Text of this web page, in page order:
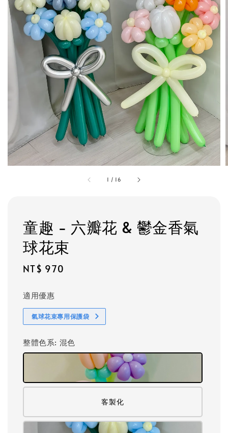
1 / 16
童趣 - 六瓣花 & 鬱金香氣
球花束
Regular
NT$ 970
適用優惠
氣球花束專用保護袋
整體色系: 混色
客製化